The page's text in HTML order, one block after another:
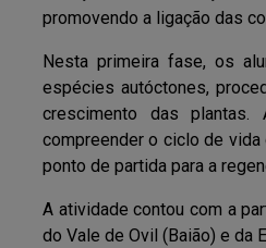
promovendo a ligação das
Nesta primeira fase, os
espécies autóctones,
crescimento das plantas.
compreender o ciclo de
ponto de partida para a
A atividade contou com a
do Vale de Ovil (Baião) e da